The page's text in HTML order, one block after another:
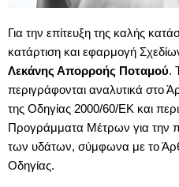
Για την επίτευξη της καλής
κατάρτιση και εφαρμογή
Λεκάνης Απορροής Ποταμού.
περιγράφονται αναλυτικά στο
της Οδηγίας 2000/60/ΕΚ και
Προγράμματα Μέτρων για την
των υδάτων, σύμφωνα με το
Οδηγίας.